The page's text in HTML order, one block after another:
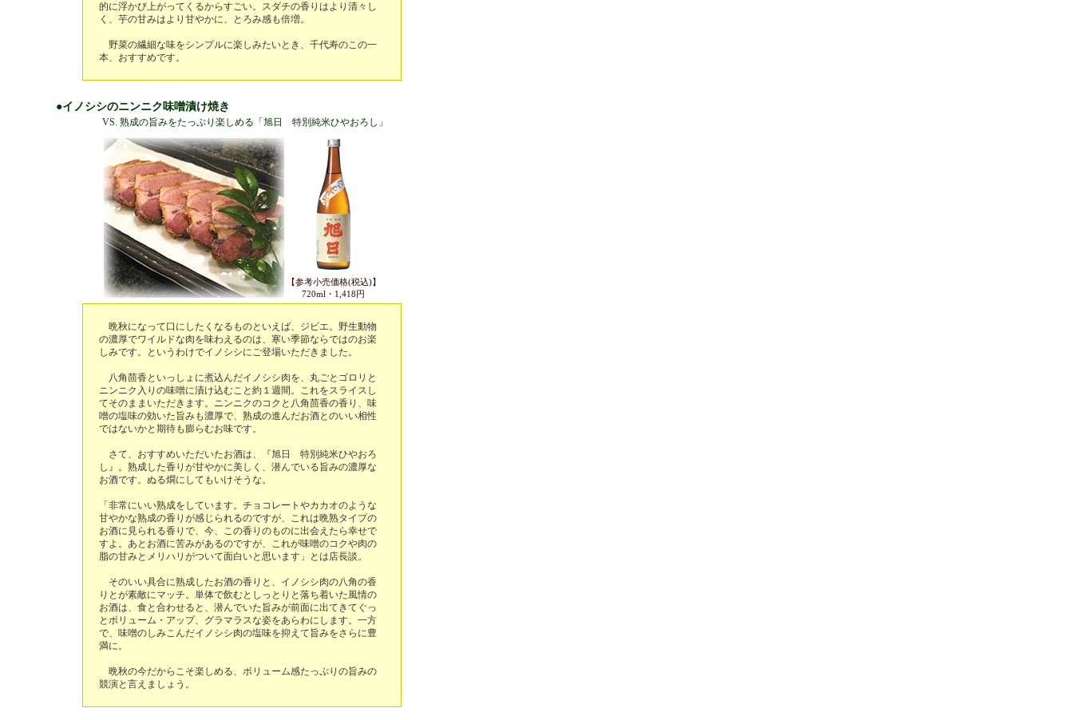
的に浮かび上がってくるからすごい。スダチの香りはより清々し
く、芋の甘みはより甘やかに、とろみ感も倍増。
野菜の繊細な味をシンプルに楽しみたいとき、千代寿のこの一
本、おすすめです。
●イノシシのニンニク味噌漬け焼き
VS. 熟成の旨みをたっぷり楽しめる「旭日 特別純米ひやおろし」
【参考小売価格(税込)】
720ml・1,418円
晩秋になって口にしたくなるものといえば、ジビエ。野生動物
の濃厚でワイルドな肉を味わえるのは、寒い季節ならではのお楽
しみです。というわけでイノシシにご登場いただきました。
八角茴香といっしょに煮込んだイノシシ肉を、丸ごとゴロリと
ニンニク入りの味噌に漬け込むこと約１週間。これをスライスし
てそのままいただきます。ニンニクのコクと八角茴香の香り、味
噌の塩味の効いた旨みも濃厚で、熟成の進んだお酒とのいい相性
ではないかと期待も膨らむお味です。
さて、おすすめいただいたお酒は、『旭日 特別純米ひやおろ
し』。熟成した香りが甘やかに美しく、潜んでいる旨みの濃厚な
お酒です。ぬる燗にしてもいけそうな。
「非常にいい熟成をしています。チョコレートやカカオのような
甘やかな熟成の香りが感じられるのですが、これは晩熟タイプの
お酒に見られる香りで、今、この香りのものに出会えたら幸せで
すよ。あとお酒に苦みがあるのですが、これが味噌のコクや肉の
脂の甘みとメリハリがついて面白いと思います」とは店長談。
そのいい具合に熟成したお酒の香りと、イノシシ肉の八角の香
りとが素敵にマッチ。単体で飲むとしっとりと落ち着いた風情の
お酒は、食と合わせると、潜んでいた旨みが前面に出てきてぐっ
とボリューム・アップ、グラマラスな姿をあらわにします。一方
で、味噌のしみこんだイノシシ肉の塩味を抑えて旨みをさらに豊
満に。
晩秋の今だからこそ楽しめる、ボリューム感たっぷりの旨みの
競演と言えましょう。